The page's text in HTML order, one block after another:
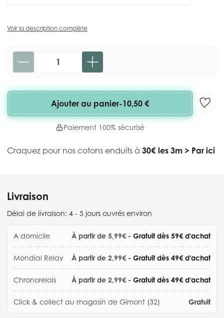
Voir la description complète
Quantité
Ajouter au panier-10,50 €
Paiement 100% sécurisé
Craquez pour nos cotons enduits à 30€ les 3m > Par ici
Livraison
Délai de livraison: 4 - 5 jours ouvrés environ
A domicile À partir de 5,99€ - Gratuit dès 59€ d'achat
Mondial Relay À partir de 2,99€ - Gratuit dès 49€ d'achat
Chronorelais À partir de 2,99€ - Gratuit dès 49€ d'achat
Click & collect au magasin de Gimont (32) Gratuit